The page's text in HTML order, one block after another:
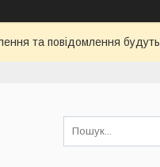
та повідомлення